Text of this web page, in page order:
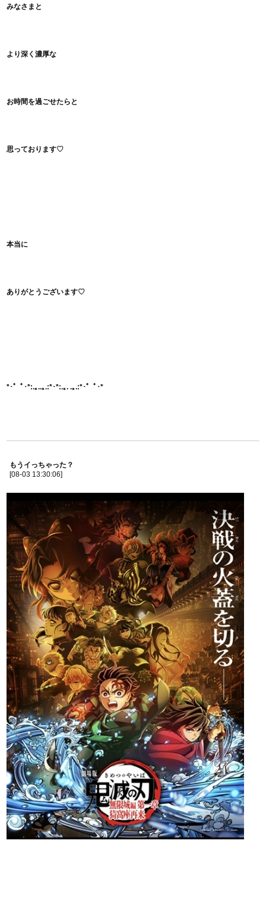
みなさまと
より深く濃厚な
お時間を過ごせたらと
思っております♡
本当に
ありがとうございます♡
*･゜ﾟ･*:.｡..｡.:*･*:.｡. .｡.:*･゜ﾟ･*
もうイっちゃった？
[08-03 13:30:06]